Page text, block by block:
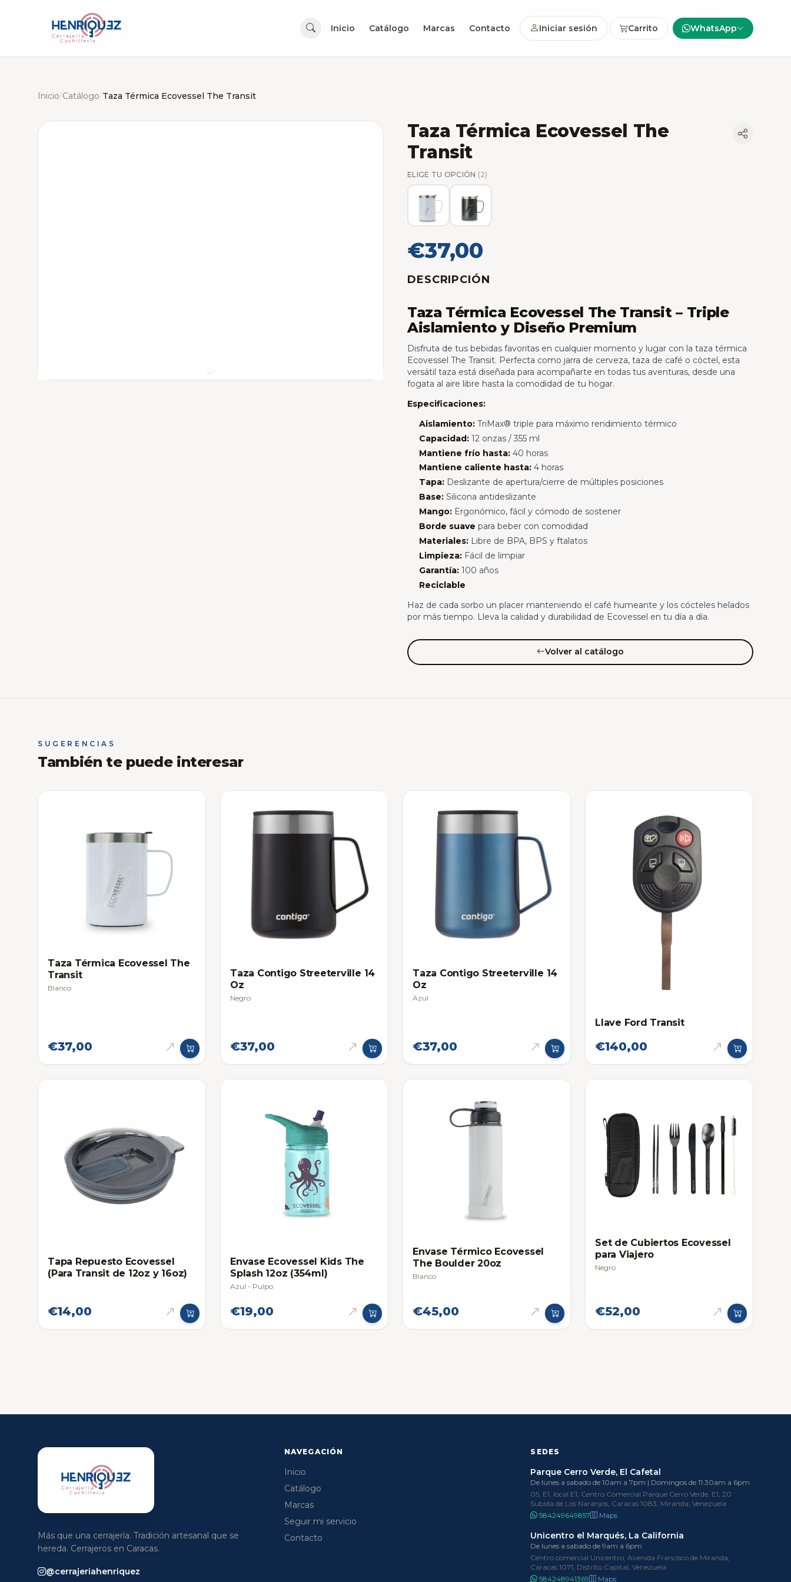
Inicio Catálogo Marcas Contacto Iniciar sesión Carrito WhatsApp
Inicio/Catálogo/Taza Térmica Ecovessel The Transit
Taza Térmica Ecovessel The
Transit
ELIGE TU OPCIÓN (2)
€37,00
DESCRIPCIÓN
Taza Térmica Ecovessel The Transit – Triple
Aislamiento y Diseño Premium
Disfruta de tus bebidas favoritas en cualquier momento y lugar con la taza térmica
Ecovessel The Transit. Perfecta como jarra de cerveza, taza de café o cóctel, esta
versátil taza está diseñada para acompañarte en todas tus aventuras, desde una
fogata al aire libre hasta la comodidad de tu hogar.
Especificaciones:
Aislamiento:TriMax® triple para máximo rendimiento térmico
Capacidad:12 onzas / 355 ml
Mantiene frío hasta:40 horas
Mantiene caliente hasta:4 horas
Tapa:Deslizante de apertura/cierre de múltiples posiciones
Base:Silicona antideslizante
Mango:Ergonómico, fácil y cómodo de sostener
Borde suave para beber con comodidad
Materiales:Libre de BPA, BPS y ftalatos
Limpieza:Fácil de limpiar
Garantía:100 años
Reciclable
Haz de cada sorbo un placer manteniendo el café humeante y los cócteles helados
por más tiempo. Lleva la calidad y durabilidad de Ecovessel en tu día a día.
Volver al catálogo
SUGERENCIAS
También te puede interesar
Taza Térmica Ecovessel The
Transit
Blanco
€37,00
Taza Contigo Streeterville 14
Oz
Negro
€37,00
Taza Contigo Streeterville 14
Oz
Azul
€37,00
Llave Ford Transit
€140,00
Tapa Repuesto Ecovessel
(Para Transit de 12oz y 16oz)
€14,00
Envase Ecovessel Kids The
Splash 12oz (354ml)
Azul - Pulpo
€19,00
Envase Térmico Ecovessel
The Boulder 20oz
Blanco
€45,00
Set de Cubiertos Ecovessel
para Viajero
Negro
€52,00
Más que una cerrajería. Tradición artesanal que se
hereda. Cerrajeros en Caracas.
@cerrajeriahenriquez
NAVEGACIÓN
Inicio
Catálogo
Marcas
Seguir mi servicio
Contacto
SEDES
Parque Cerro Verde, El Cafetal
De lunes a sabado de 10am a 7pm | Domingos de 11:30am a 6pm
05, E1, local E1, Centro Comercial Parque Cerro Verde, E1, 20
Subida de Los Naranjos, Caracas 1083, Miranda, Venezuela
584249649857
Maps
Unicentro el Marqués, La California
De lunes a sabado de 9am a 6pm
Centro comercial Unicentro, Avenida Francisco de Miranda,
Caracas 1071, Distrito Capital, Venezuela
584248941369
Maps